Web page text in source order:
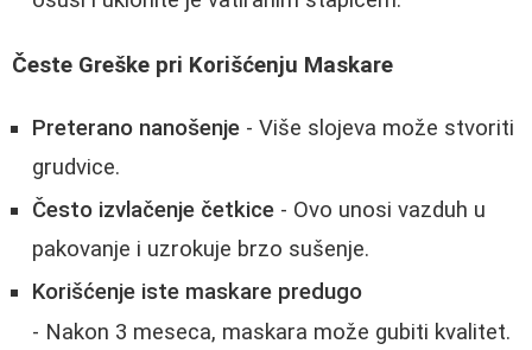
Česte Greške pri Korišćenju Maskare
Preterano nanošenje - Više slojeva može stvoriti
grudvice.
Često izvlačenje četkice - Ovo unosi vazduh u
pakovanje i uzrokuje brzo sušenje.
Korišćenje iste maskare predugo
- Nakon 3 meseca, maskara može gubiti kvalitet.